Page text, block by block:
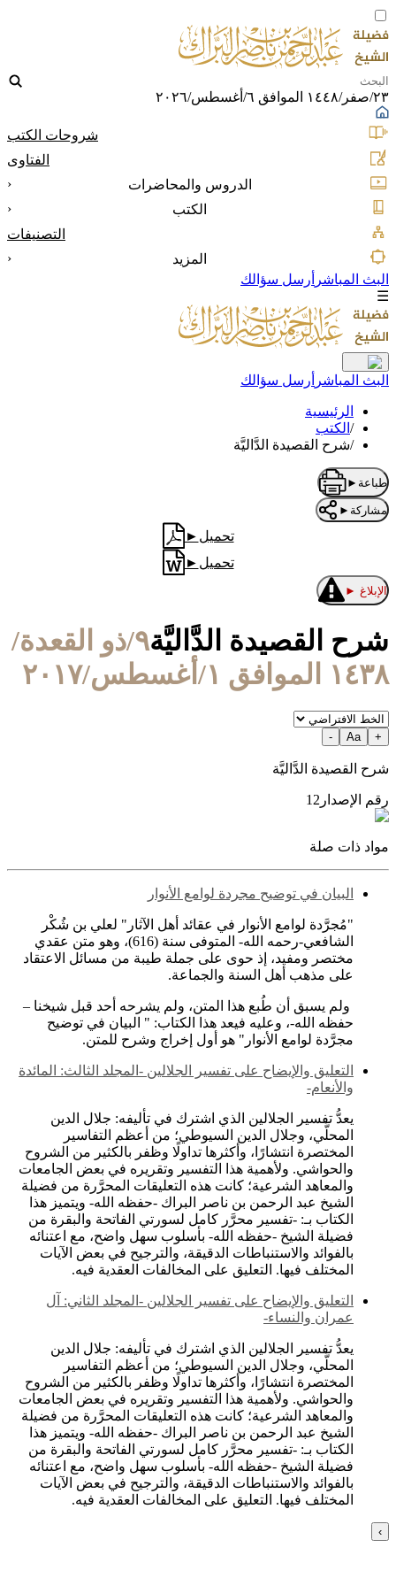
٢٣/صفر/١٤٤٨ الموافق ٦/أغسطس/٢٠٢٦
شروحات الكتب
الفتاوى
الدروس والمحاضرات
‹
الكتب
‹
التصنيفات
المزيد
‹
البث المباشر أرسل سؤالك
☰
البث المباشر أرسل سؤالك
الرئيسية
/ الكتب
/شرح القصيدة الدَّاليَّة
طباعة ►
مشاركة ►
تحميل ►
تحميل ►
الإبلاغ ►
شرح القصيدة الدَّاليَّة ٩/ذو القعدة/
١٤٣٨ الموافق ١/أغسطس/٢٠١٧
+
Aa
-
شرح القصيدة الدَّاليَّة
رقم الإصدار 12
مواد ذات صلة
البيان في توضيح مجردة لوامع الأنوار
"مُجرَّدة لوامع الأنوار في عقائد أهل الآثار" لعلي بن شُكْر
الشافعي-رحمه الله- المتوفى سنة (616)، وهو متن عقدي
مختصر ومفيد، إذ حوى على جملة طيبة من مسائل الاعتقاد
على مذهب أهل السنة والجماعة.
ولم يسبق أن طُبع هذا المتن، ولم يشرحه أحد قبل شيخنا –
حفظه الله-، وعليه فيعد هذا الكتاب: " البيان في توضيح
مجرَّدة لوامع الأنوار" هو أول إخراج وشرح للمتن.
التعليق والإيضاح على تفسير الجلالين -المجلد الثالث: المائدة
والأنعام-
يعدُّ تفسير الجلالين الذي اشترك في تأليفه: جلال الدين
المحلَّي، وجلال الدين السيوطي؛ من أعظم التفاسير
المختصرة انتشارًا، وأكثرها تداولًا وظفر بالكثير من الشروح
والحواشي. ولأهمية هذا التفسير وتقريره في بعض الجامعات
والمعاهد الشرعية؛ كانت هذه التعليقات المحرَّرة من فضيلة
الشيخ عبد الرحمن بن ناصر البراك -حفظه الله- ويتميز هذا
الكتاب بـ: -تفسير محرَّر كامل لسورتي الفاتحة والبقرة من
فضيلة الشيخ -حفظه الله- بأسلوب سهل واضح، مع اعتنائه
بالفوائد والاستنباطات الدقيقة، والترجيح في بعض الآيات
المختلف فيها. التعليق على المخالفات العقدية فيه.
التعليق والإيضاح على تفسير الجلالين -المجلد الثاني: آل
عمران والنساء-
يعدُّ تفسير الجلالين الذي اشترك في تأليفه: جلال الدين
المحلَّي، وجلال الدين السيوطي؛ من أعظم التفاسير
المختصرة انتشارًا، وأكثرها تداولًا وظفر بالكثير من الشروح
والحواشي. ولأهمية هذا التفسير وتقريره في بعض الجامعات
والمعاهد الشرعية؛ كانت هذه التعليقات المحرَّرة من فضيلة
الشيخ عبد الرحمن بن ناصر البراك -حفظه الله- ويتميز هذا
الكتاب بـ: -تفسير محرَّر كامل لسورتي الفاتحة والبقرة من
فضيلة الشيخ -حفظه الله- بأسلوب سهل واضح، مع اعتنائه
بالفوائد والاستنباطات الدقيقة، والترجيح في بعض الآيات
المختلف فيها. التعليق على المخالفات العقدية فيه.
›